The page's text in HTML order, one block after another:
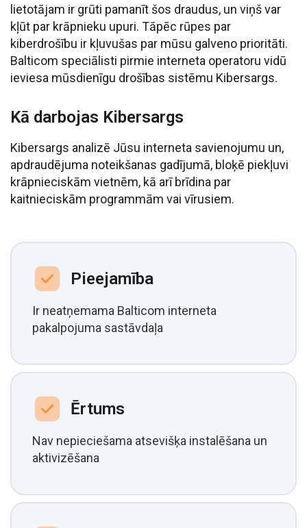
lietotājam ir grūti pamanīt šos draudus, un viņš var
kļūt par krāpnieku upuri. Tāpēc rūpes par
kiberdrošību ir kļuvušas par mūsu galveno prioritāti.
Balticom speciālisti pirmie interneta operatoru vidū
ieviesa mūsdienīgu drošības sistēmu Kibersargs.
Kā darbojas Kibersargs
Kibersargs analizē Jūsu interneta savienojumu un,
apdraudējuma noteikšanas gadījumā, bloķē piekļuvi
krāpnieciskām vietnēm, kā arī brīdina par
kaitnieciskām programmām vai vīrusiem.
Pieejamība
Ir neatņemama Balticom interneta
pakalpojuma sastāvdaļa
Ērtums
Nav nepieciešama atsevišķa instalēšana un
aktivizēšana